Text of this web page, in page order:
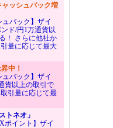
ャッシュバック増
ュバック】ザイ
ド/円1万通貨以
！ さらに他社か
量に応じて最大
中！
ュバック】ザイ
貨以上の取引で
引量に応じて最
トネオ」
ポイント】ザイ